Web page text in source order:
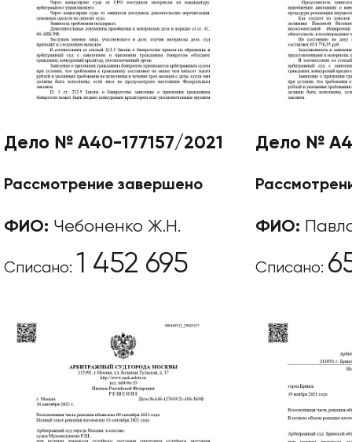
Дело № А40-177157/2021
Рассмотрение завершено
ФИО: Чебоненко Ж.Н.
Списано: 1 452 695
Дело №
ФИО:
Списано: